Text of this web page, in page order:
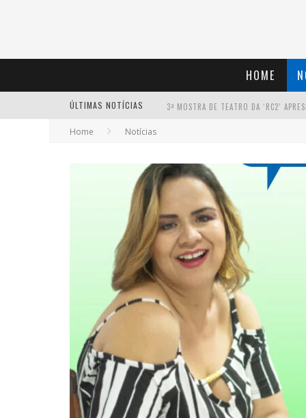
HOME
ÚLTIMAS NOTÍCIAS
COMO TRANSFORMAR O SEU NEGÓCIO
Home Notícias